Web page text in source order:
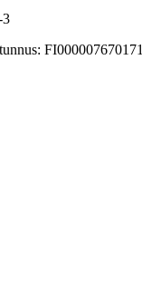
3
FI000007670171